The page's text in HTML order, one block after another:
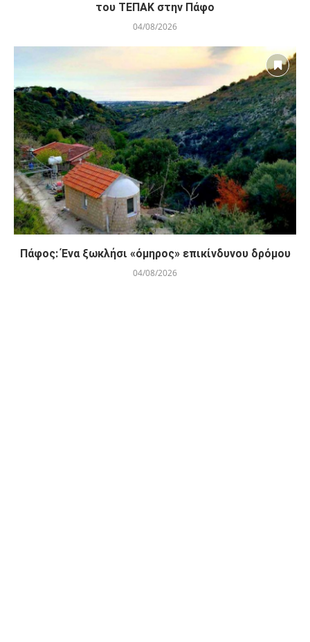
του ΤΕΠΑΚ στην Πάφο
04/08/2026
Πάφος: Ένα ξωκλήσι «όμηρος» επικίνδυνου δρόμου
04/08/2026